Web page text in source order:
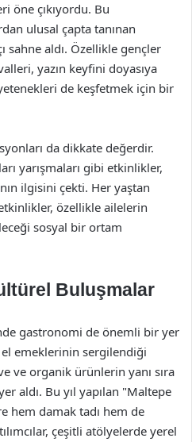
öne çıkıyordu. Bu
ulusal çapta tanınan
sahne aldı. Özellikle gençler
yazın keyfini doyasıya
de keşfetmek için bir
da dikkate değerdir.
yarışmaları gibi etkinlikler,
ilgisini çekti. Her yaştan
özellikle ailelerin
sosyal bir ortam
Buluşmalar
gastronomi de önemli bir yer
emeklerinin sergilendiği
ve organik ürünlerin yanı sıra
aldı. Bu yıl yapılan "Maltepe
hem damak tadı hem de
çeşitli atölyelerde yerel